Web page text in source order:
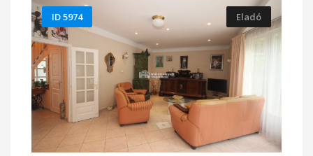
ID 5974 Eladó